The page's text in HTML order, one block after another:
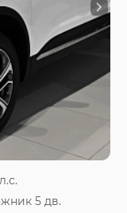
5 дв.